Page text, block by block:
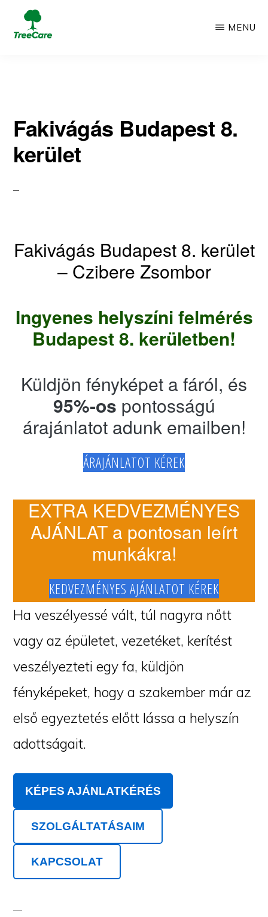
Skip
WordPress
oldal
MENU
Fakivágás Budapest 8.
kerület
Fakivágás Budapest 8. kerület
– Czibere Zsombor
Ingyenes helyszíni felmérés
Budapest 8. kerületben!
Küldjön fényképet a fáról, és
95%-os pontosságú
árajánlatot adunk emailben!
ÁRAJÁNLATOT KÉREK
EXTRA KEDVEZMÉNYES
AJÁNLAT a pontosan leírt
munkákra!
KEDVEZMÉNYES AJÁNLATOT KÉREK
Ha veszélyessé vált, túl nagyra nőtt
vagy az épületet, vezetéket, kerítést
veszélyezteti egy fa, küldjön
fényképeket, hogy a szakember már az
első egyeztetés előtt lássa a helyszín
adottságait.
KÉPES AJÁNLATKÉRÉS
SZOLGÁLTATÁSAIM
KAPCSOLAT